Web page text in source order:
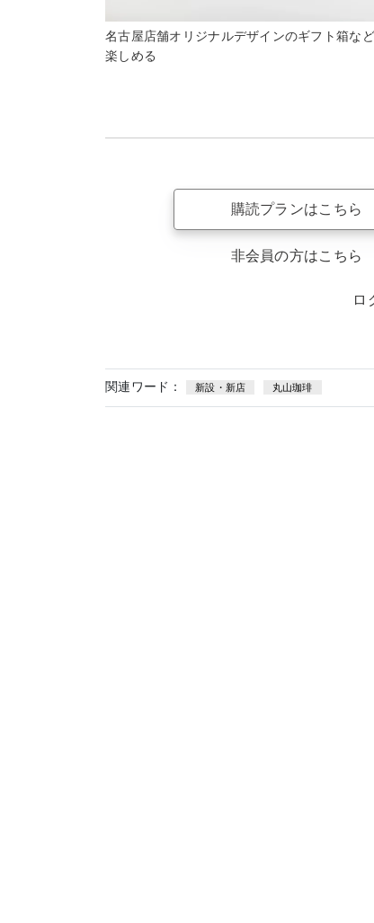
名古屋店舗オリジナルデザインのギフト箱な
楽しめる
購読プランはこちら
非会員の方はこちら
ロ
関連ワード： 新設・新店 丸山珈琲